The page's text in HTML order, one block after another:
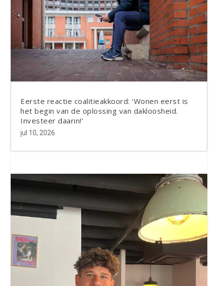
Eerste reactie coalitieakkoord: ‘Wonen eerst is
het begin van de oplossing van dakloosheid.
Investeer daarin!’
jul 10, 2026